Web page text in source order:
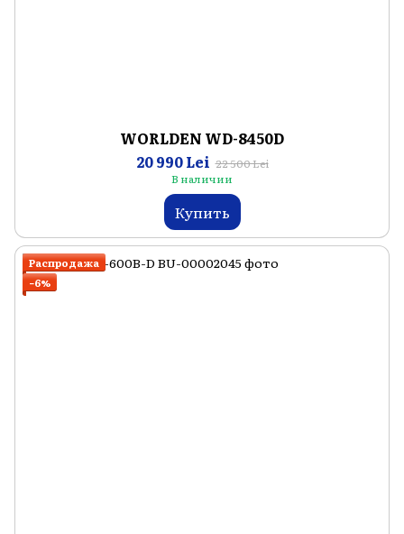
WORLDEN WD-8450D
20 990 Lei 22 500 Lei
В наличии
Купить
Распродажа
−6%